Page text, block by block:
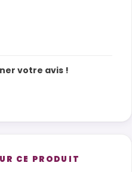
votre avis !
CE PRODUIT